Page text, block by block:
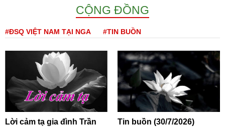
CỘNG ĐỒNG
#ĐSQ VIỆT NAM TẠI NGA #TIN BUỒN
Lời cảm tạ gia đình Trần
Tin buồn (30/7/2026)